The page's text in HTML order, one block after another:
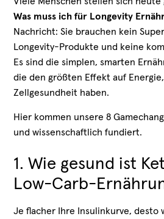
Was muss ich für Longevity
Nachricht: Sie brauchen kein
Longevity-Produkte und keine
Es sind die simplen, smarten
die den größten Effekt auf
Zellgesundheit haben.
Hier kommen unsere 8
und wissenschaftlich fundiert.
1. Wie gesund ist
Low-Carb-
Je flacher Ihre Insulinkurve, desto